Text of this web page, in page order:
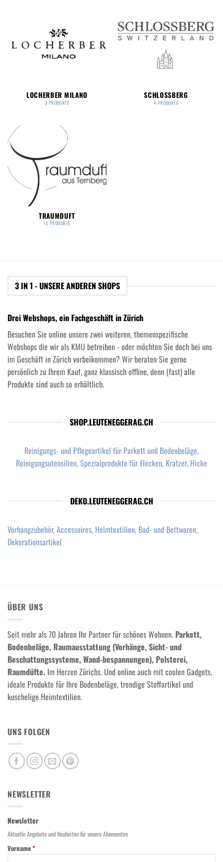
LOCHERBER MILANO
3 PRODUKTE
SCHLOSSBERG
4 PRODUKTE
TRAUMDUFT
10 PRODUKTE
3 IN 1 - UNSERE ANDEREN SHOPS
Drei Webshops, ein Fachgeschäft in Zürich
Besuchen Sie online unsere zwei weiteren, themenspezifische
Webshops die wir als KMU betreiben - oder möchten Sie doch bei uns
im Geschäft in Zürich vorbeikommen? Wir beraten Sie gerne
persönlich zu Ihrem Kauf, ganz klassisch offline, denn (fast) alle
Produkte sind auch so erhältlich.
SHOP.LEUTENEGGERAG.CH
Reinigungs- und Pflegeartikel für Parkett und Bodenbeläge,
Reinigungsutensilien, Spezialprodukte für Flecken, Kratzer, Hicke
DEKO.LEUTENEGGERAG.CH
Vorhangzubehör, Accessoires, Heimtextilien, Bad- und Bettwaren,
Dekorationsartikel
ÜBER UNS
Seit mehr als 70 Jahren Ihr Partner für schönes Wohnen. Parkett,
Bodenbeläge, Raumausstattung (Vorhänge, Sicht- und
Beschattungssysteme, Wand-bespannungen), Polsterei,
Raumdüfte. Im Herzen Zürichs. Und online auch mit coolen Gadgets,
ideale Produkte für Ihre Bodenbeläge, trendige Stoffartikel und
kuschelige Heimtextilien.
UNS FOLGEN
NEWSLETTER
Newsletter
Aktuelle Angebote und Neuheiten für unsere Abonnenten
Vorname*